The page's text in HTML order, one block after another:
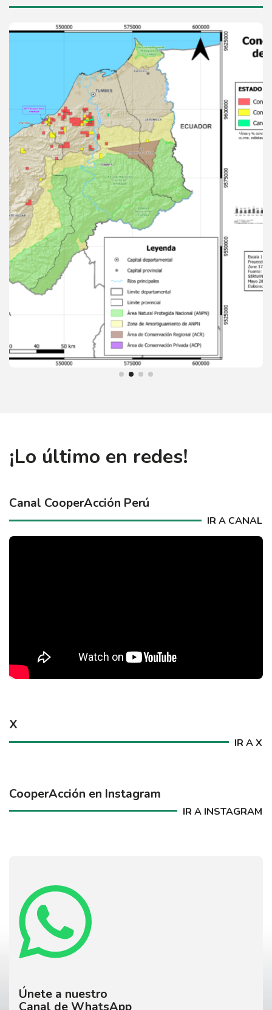
Descargar
Ver detalles
¡Lo último en redes!
Canal CooperAcción Perú
IR A CANAL
X
IR A X
CooperAcción en Instagram
IR A INSTAGRAM
Únete a nuestro